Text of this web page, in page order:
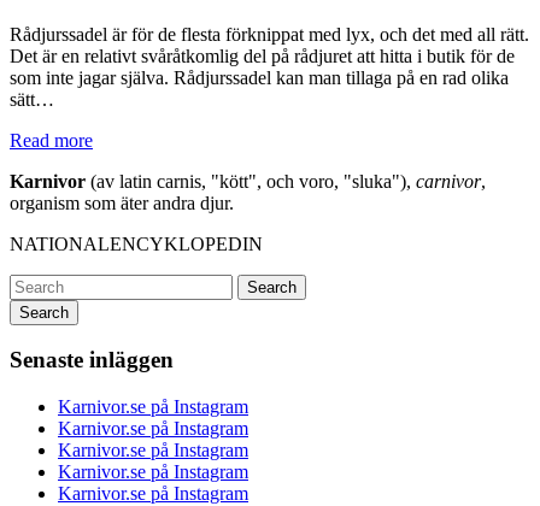
Rådjurssadel är för de flesta förknippat med lyx, och det med all rätt.
Det är en relativt svåråtkomlig del på rådjuret att hitta i butik för de
som inte jagar själva. Rådjurssadel kan man tillaga på en rad olika
sätt…
Read more
Karnivor (av latin carnis, "kött", och voro, "sluka"), carnivor,
organism som äter andra djur.
NATIONALENCYKLOPEDIN
Search
Senaste inläggen
Karnivor.se på Instagram
Karnivor.se på Instagram
Karnivor.se på Instagram
Karnivor.se på Instagram
Karnivor.se på Instagram